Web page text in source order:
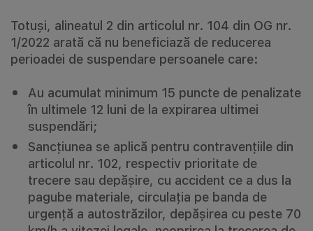
Totuși, alineatul 2 din articolul nr. 104 din OG nr.
1/2022 arată că nu beneficiază de reducerea
perioadei de suspendare persoanele care:
Au acumulat minimum 15 puncte de penalizate
în ultimele 12 luni de la expirarea ultimei
suspendări;
Sancțiunea se aplică pentru contravențiile din
articolul nr. 102, respectiv prioritate de
trecere sau depășire, cu accident ce a dus la
pagube materiale, circulația pe banda de
urgență a autostrăzilor, depășirea cu peste 70